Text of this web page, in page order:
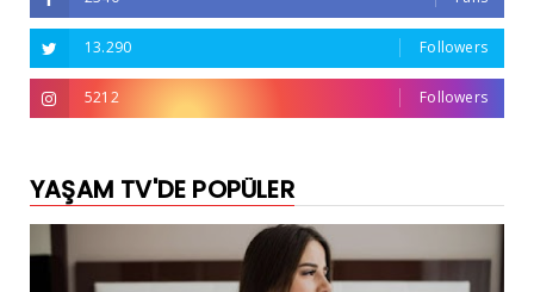
13.290 Followers
5212 Followers
YAŞAM TV'DE POPÜLER